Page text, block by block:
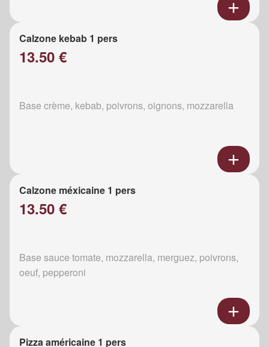
Calzone kebab 1 pers
13.50 €
Base crème, kebab, poivrons, oignons, mozzarella
Calzone méxicaine 1 pers
13.50 €
Base sauce tomate, mozzarella, merguez, poivrons,
oeuf, pepperoni
Pizza américaine 1 pers